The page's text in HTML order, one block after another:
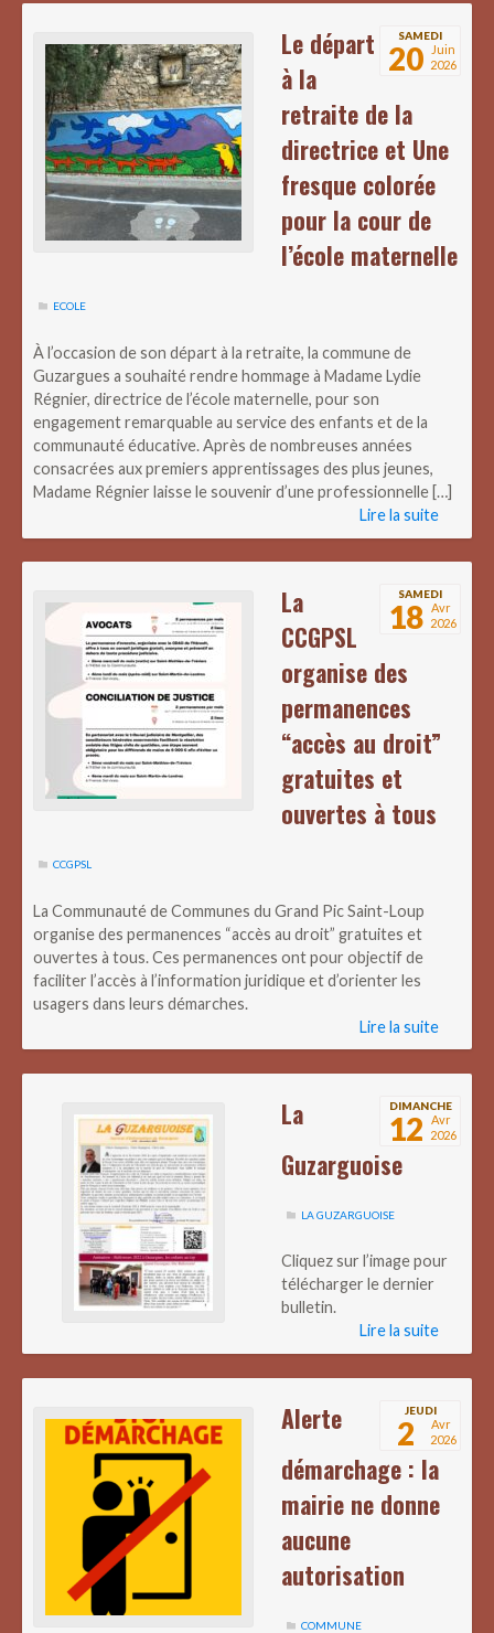
SAMEDI
20
Juin
2026
Le départ
à la
retraite de la
directrice et Une
fresque colorée
pour la cour de
l’école maternelle
ECOLE
À l’occasion de son départ à la retraite, la commune de
Guzargues a souhaité rendre hommage à Madame Lydie
Régnier, directrice de l’école maternelle, pour son
engagement remarquable au service des enfants et de la
communauté éducative. Après de nombreuses années
consacrées aux premiers apprentissages des plus jeunes,
Madame Régnier laisse le souvenir d’une professionnelle […]
Lire la suite
SAMEDI
18 Avr
2026
La
CCGPSL
organise des
permanences
“accès au droit”
gratuites et
ouvertes à tous
CCGPSL
La Communauté de Communes du Grand Pic Saint-Loup
organise des permanences “accès au droit” gratuites et
ouvertes à tous. Ces permanences ont pour objectif de
faciliter l’accès à l’information juridique et d’orienter les
usagers dans leurs démarches.
Lire la suite
DIMANCHE
12
Avr
2026
La
Guzarguoise
LA GUZARGUOISE
Cliquez sur l’image pour
télécharger le dernier
bulletin.
Lire la suite
JEUDI
2
Avr
2026
Alerte
démarchage : la
mairie ne donne
aucune
autorisation
COMMUNE